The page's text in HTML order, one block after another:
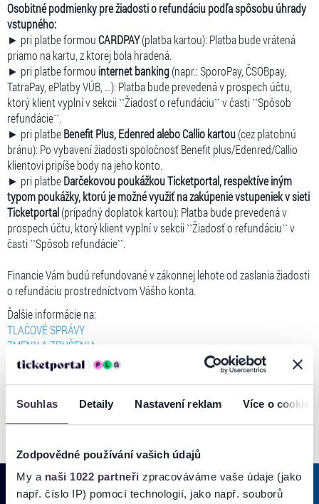
Souhlas Detaily Nastavení reklam Více o cookies
Zodpovědné používání vašich údajů
My a naši 1022 partneři zpracováváme vaše údaje (jako
např. číslo IP) pomocí technologií, jako např. souborů
Osobitné podmienky pre žiadosti o refundáciu podľa spôsobu úhrady
vstupného:
► pri platbe formouCARDPAY(platba kartou): Platba bude vrátená
priamo na kartu, z ktorej bola hradená.
► pri platbe formou internet banking(napr.: SporoPay, ČSOBpay,
TatraPay, ePlatby VÚB, ...): Platba bude prevedená v prospech účtu,
ktorý klient vyplní v sekcii ``Žiadosť o refundáciu`` v časti ``Spôsob
refundácie``.
► pri platbeBenefit Plus, Edenred alebo Callio kartou(cez platobnú
bránu): Po vybavení žiadosti spoločnosť Benefit plus/Edenred/Callio
klientovi pripíše body na jeho konto.
► pri platbeDarčekovou poukážkou Ticketportal, respektíve iným
typom poukážky, ktorú je možné využiť na zakúpenie vstupeniek v sieti
Ticketportal(prípadný doplatok kartou): Platba bude prevedená v
prospech účtu, ktorý klient vyplní v sekcii ``Žiadosť o refundáciu`` v
časti ``Spôsob refundácie``.
Financie Vám budú refundované v zákonnej lehote od zaslania žiadosti
o refundáciu prostredníctvom Vášho konta.
Ďalšie informácie na:
TLAČOVÉ SPRÁVY
ZMENY A ZRUŠENIA
Vzniknutá situácia nás veľmi mrzí. Za pochopenie ďakujeme.